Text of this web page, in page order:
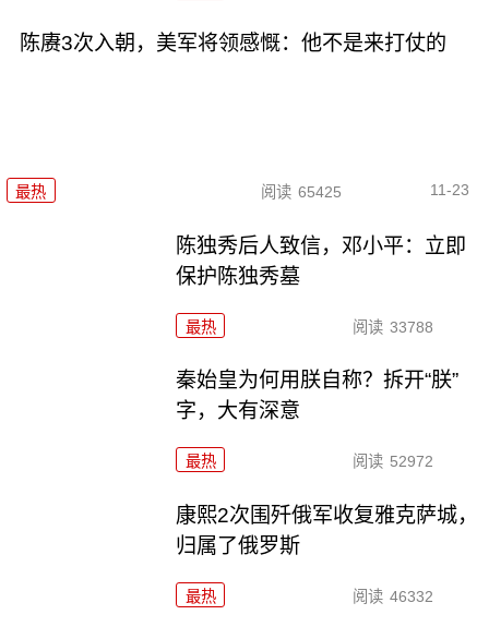
陈赓3次入朝，美军将领感慨：他不是来打仗的
最热 阅读 65425 11-23
陈独秀后人致信，邓小平：立即
保护陈独秀墓
最热 阅读 33788
秦始皇为何用朕自称？拆开“朕”
字，大有深意
最热 阅读 52972
康熙2次围歼俄军收复雅克萨城，
归属了俄罗斯
最热 阅读 46332